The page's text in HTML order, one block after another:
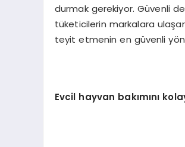
durmak gerekiyor. Güvenli
tüketicilerin markalara
teyit etmenin en güvenli
Evcil hayvan bakımını